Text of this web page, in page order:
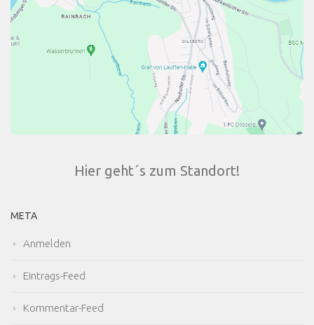
Hier geht´s zum Standort!
META
Anmelden
Eintrags-Feed
Kommentar-Feed